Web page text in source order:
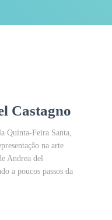
Castagno
Quinta-Feira Santa,
na arte
Andrea del
a poucos passos da